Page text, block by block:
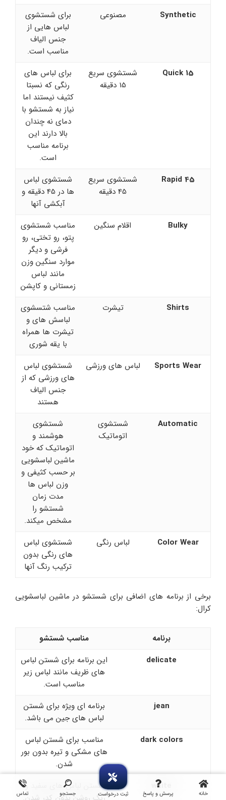
خانه پرسش و پاسخ ثبت درخواست جستجو تماس
Synthetic
مصنوعی
برای شستشوی
لباس هایی از
جنس الیاف
مناسب است.
Quick 15
شستشوی سریع
15 دقیقه
برای لباس های
رنگی که نسبتا
کثیف نیستند اما
نیاز به شستشو با
دمای نه چندان
بالا دارند این
برنامه مناسب
است.
Rapid 45
شستشوی سریع
45 دقیقه
شستشوی لباس
ها در 45 دقیقه و
آبکشی آنها
Bulky
اقلام سنگین
مناسب شستشوی
پتو، رو تختی، رو
فرشی و دیگر
موارد سنگین وزن
مانند لباس
زمستانی و کاپشن
Shirts
تیشرت
مناسب شتسشوی
لباسش های و
تیشرت ها همراه
با یقه شوری
Sports Wear
لباس های ورزشی
شستشوی لباس
های ورزشی که از
جنس الیاف
هستند
Automatic
شستشوی
اتوماتیک
شستشوی
هوشمند و
اتوماتیک که خود
ماشین لباسشویی
بر حسب کثیفی و
وزن لباس ها
مدت زمان
شستشو را
مشخص میکند.
Color Wear
لباس رنگی
شستشوی لباس
های رنگی بدون
ترکیب رنگ آنها
برخی از برنامه های اضافی برای شستشو در ماشین لباسشویی
کرال:
برنامه
مناسب شستشو
delicate
این برنامه برای شستن لباس
های ظریف مانند لباس زیر
مناسب است.
jean
برنامه ای ویژه برای شستن
لباس های جین می باشد.
dark colors
مناسب برای شستن لباس
های مشکی و تیره بدون بور
شدن.
white
شستن لباس های سفید و